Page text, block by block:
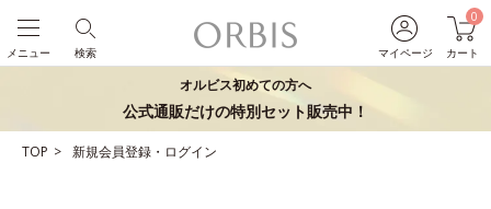
マイページ
0
カート
検索
メニュー
オルビス初めての方へ
公式通販だけの特別セット販売中！
TOP 新規会員登録・ログイン